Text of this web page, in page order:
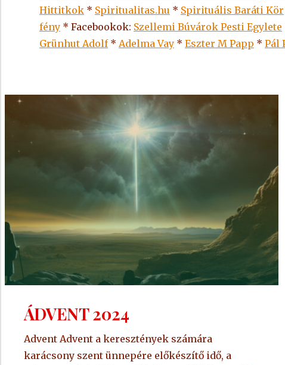
Hittitkok * Spiritualitas.hu * Spirituális Baráti Kör
fény * Facebookok: Szellemi Búvárok Pesti Egylete
Grünhut Adolf* Adelma Vay * Eszter M Papp * Pál
ÁDVENT 2024
Advent Advent a keresztények számára
karácsony szent ünnepére előkészítő idő, a